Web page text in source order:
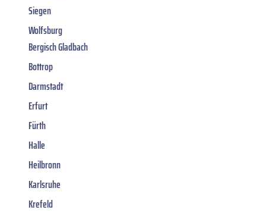
Siegen
Wolfsburg
Bergisch Gladbach
Bottrop
Darmstadt
Erfurt
Fürth
Halle
Heilbronn
Karlsruhe
Krefeld